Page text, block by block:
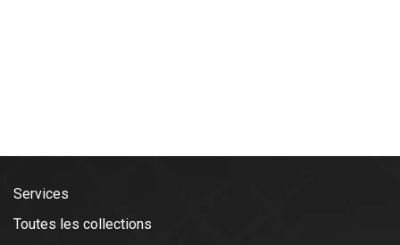
Services
Toutes les collections